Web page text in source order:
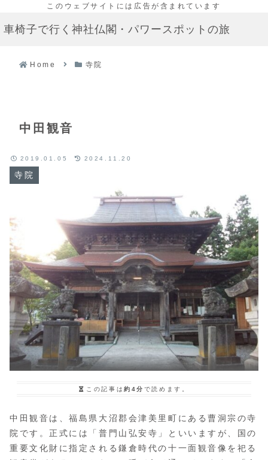
車椅子で行く神社仏閣・パワースポットの旅
Home 寺院
中田観音
寺院
2019.01.05 2024.11.20
この記事は約4分 で読めます。
中田観音は、福島県大沼郡会津美里町にある曹洞宗の寺
院です。正式には「普門山弘安寺」といいますが、国の
重要文化財に指定される鎌倉時代の十一面観音像を祀る